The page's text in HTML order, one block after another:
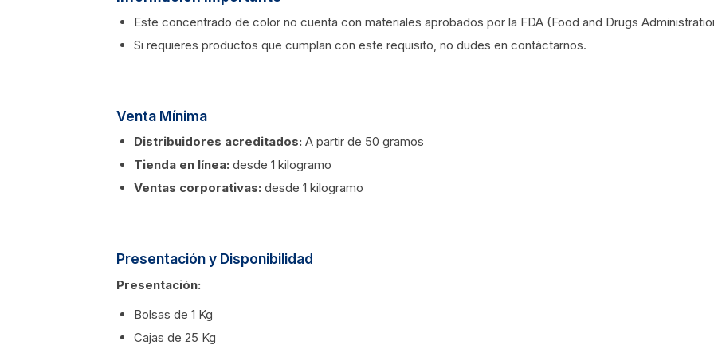
Este concentrado de color no cuenta con materiales aprobados por la FDA (Food and Drugs
Si requieres productos que cumplan con este requisito, no dudes en contáctarnos.
Venta Mínima
Distribuidores acreditados: A partir de 50 gramos
Tienda en línea: desde 1 kilogramo
Ventas corporativas: desde 1 kilogramo
Presentación y Disponibilidad
Presentación:
Bolsas de 1 Kg
Cajas de 25 Kg